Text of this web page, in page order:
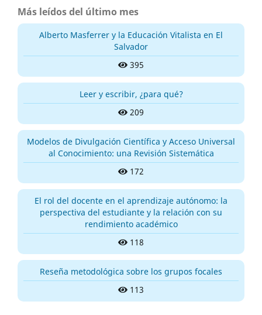
Más leídos del último mes
Alberto Masferrer y la Educación Vitalista en El
Salvador
395
Leer y escribir, ¿para qué?
209
Modelos de Divulgación Científica y Acceso Universal
al Conocimiento: una Revisión Sistemática
172
El rol del docente en el aprendizaje autónomo: la
perspectiva del estudiante y la relación con su
rendimiento académico
118
Reseña metodológica sobre los grupos focales
113